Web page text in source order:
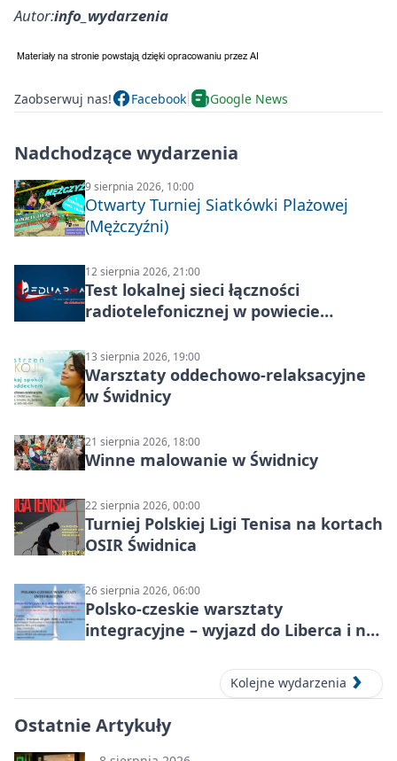
Autor:info_wydarzenia
Zaobserwuj nas! Facebook Google News
Nadchodzące wydarzenia
9 sierpnia 2026, 10:00
Otwarty Turniej Siatkówki Plażowej
(Mężczyźni)
12 sierpnia 2026, 21:00
Test lokalnej sieci łączności
radiotelefonicznej w powiecie
13 sierpnia 2026, 19:00
Warsztaty oddechowo-relaksacyjne
w Świdnicy
21 sierpnia 2026, 18:00
Winne malowanie w Świdnicy
22 sierpnia 2026, 00:00
Turniej Polskiej Ligi Tenisa na kortach
OSIR Świdnica
26 sierpnia 2026, 06:00
Polsko-czeskie warsztaty
integracyjne – wyjazd do Liberca i na
Kolejne wydarzenia
Ostatnie Artykuły